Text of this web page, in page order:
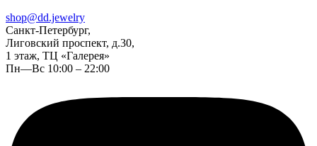
shop@dd.jewelry
Санкт-Петербург,
Лиговский проспект, д.30,
1 этаж, ТЦ «Галерея»
Пн—Вс 10:00 – 22:00